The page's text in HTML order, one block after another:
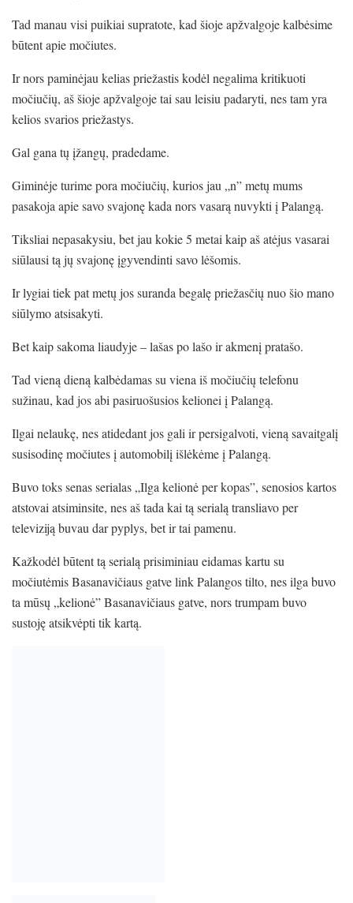
Tad manau visi puikiai supratote, kad šioje apžvalgoje kalbėsime
būtent apie močiutes.
Ir nors paminėjau kelias priežastis kodėl negalima kritikuoti
močiučių, aš šioje apžvalgoje tai sau leisiu padaryti, nes tam yra
kelios svarios priežastys.
Gal gana tų įžangų, pradedame.
Giminėje turime pora močiučių, kurios jau „n” metų mums
pasakoja apie savo svajonę kada nors vasarą nuvykti į Palangą.
Tiksliai nepasakysiu, bet jau kokie 5 metai kaip aš atėjus vasarai
siūlausi tą jų svajonę įgyvendinti savo lėšomis.
Ir lygiai tiek pat metų jos suranda begalę priežasčių nuo šio mano
siūlymo atsisakyti.
Bet kaip sakoma liaudyje – lašas po lašo ir akmenį pratašo.
Tad vieną dieną kalbėdamas su viena iš močiučių telefonu
sužinau, kad jos abi pasiruošusios kelionei į Palangą.
Ilgai nelaukę, nes atidedant jos gali ir persigalvoti, vieną savaitgalį
susisodinę močiutes į automobilį išlėkėme į Palangą.
Buvo toks senas serialas „Ilga kelionė per kopas”, senosios kartos
atstovai atsiminsite, nes aš tada kai tą serialą transliavo per
televiziją buvau dar pyplys, bet ir tai pamenu.
Kažkodėl būtent tą serialą prisiminiau eidamas kartu su
močiutėmis Basanavičiaus gatve link Palangos tilto, nes ilga buvo
ta mūsų „kelionė” Basanavičiaus gatve, nors trumpam buvo
sustoję atsikvėpti tik kartą.